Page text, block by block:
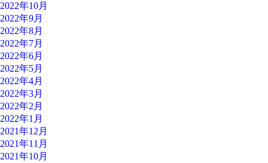
2022年10月
2022年9月
2022年8月
2022年7月
2022年6月
2022年5月
2022年4月
2022年3月
2022年2月
2022年1月
2021年12月
2021年11月
2021年10月